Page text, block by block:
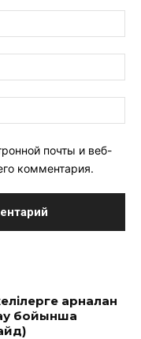
почты и веб-
комментария.
арналған
бойынша